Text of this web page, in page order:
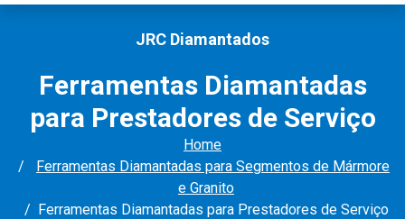
JRC Diamantados
Ferramentas Diamantadas
para Prestadores de Serviço
Home
Ferramentas Diamantadas para Segmentos de Mármore
e Granito
Ferramentas Diamantadas para Prestadores de Serviço